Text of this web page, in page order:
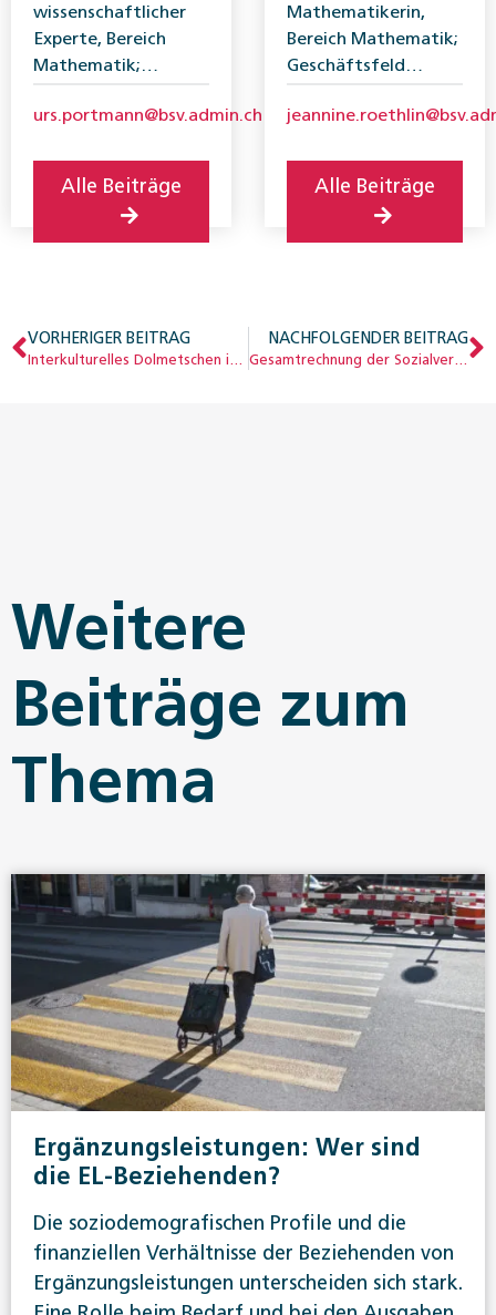
wissenschaftlicher
Experte, Bereich
Mathematik;
Mathematik,
urs.portmann@bsv.admin.ch
Alle Beiträge
Mathematikerin,
Bereich ­Mathe­matik;
Geschäftsfeld
Analysen, Statistik
Alle Beiträge
VORHERIGER BEITRAG
Interkulturelles Dolmetschen in Institutionen der IIZ
NACHFOLGENDER BEITRAG
Gesamtrechnung der Sozialversicherungen 2014
Weitere
Beiträge zum
Thema
Ergänzungsleistungen: Wer sind
die EL-Beziehenden?
Die soziodemografischen Profile und die
finanziellen Verhältnisse der Beziehenden von
Ergänzungsleistungen unterscheiden sich stark.